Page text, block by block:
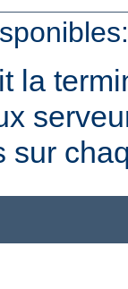
la
sur